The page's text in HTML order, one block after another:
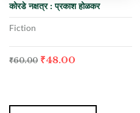
कोरडे नक्षत्र : प्रकाश होळकर
Fiction
₹60.00 ₹48.00